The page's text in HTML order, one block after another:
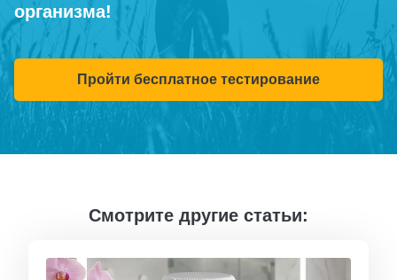
организма!
Пройти бесплатное тестирование
Смотрите другие статьи: